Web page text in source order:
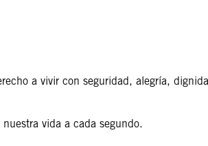
a vivir con seguridad, alegría,
vida a cada segundo.